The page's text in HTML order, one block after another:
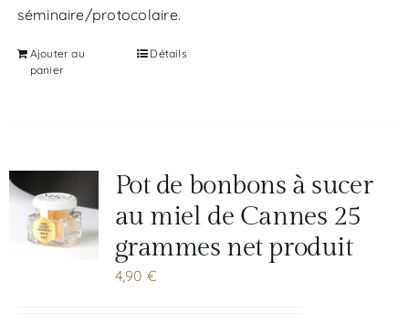
séminaire/protocolaire.
Ajouter au
panier
Détails
Pot de bonbons à sucer
au miel de Cannes 25
grammes net produit
4,90 €